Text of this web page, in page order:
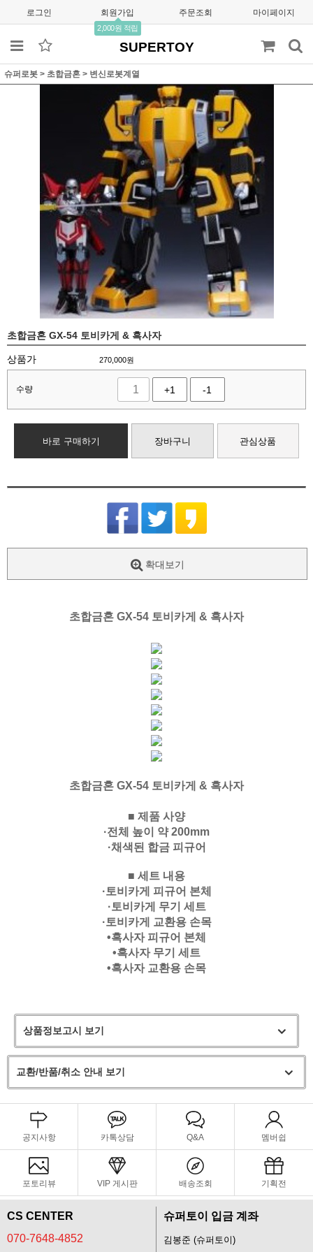
로그인 회원가입
2,000원 적립
주문조회 마이페이지
SUPERTOY
슈퍼로봇 > 초합금혼 > 변신로봇계열
초합금혼 GX-54 토비카게 & 흑사자
상품가 270,000원
수량 +1 -1
바로 구매하기 장바구니 관심상품
확대보기
초합금혼 GX-54 토비카게 & 흑사자
초합금혼 GX-54 토비카게 & 흑사자
■ 제품 사양
·전체 높이 약 200mm
·채색된 합금 피규어
■ 세트 내용
·토비카게 피규어 본체
·토비카게 무기 세트
·토비카게 교환용 손목
•흑사자 피규어 본체
•흑사자 무기 세트
•흑사자 교환용 손목
상품정보고시 보기
교환/반품/취소 안내 보기
공지사항 카톡상담 Q&A 멤버쉽
포토리뷰 VIP 게시판 배송조회 기획전
CS CENTER
070-7648-4852
슈퍼토이 입금 계좌
김봉준 (슈퍼토이)